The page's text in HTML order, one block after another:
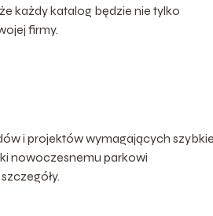
każdy katalog będzie nie tylko
firmy.
i projektów wymagających
nowoczesnemu parkowi